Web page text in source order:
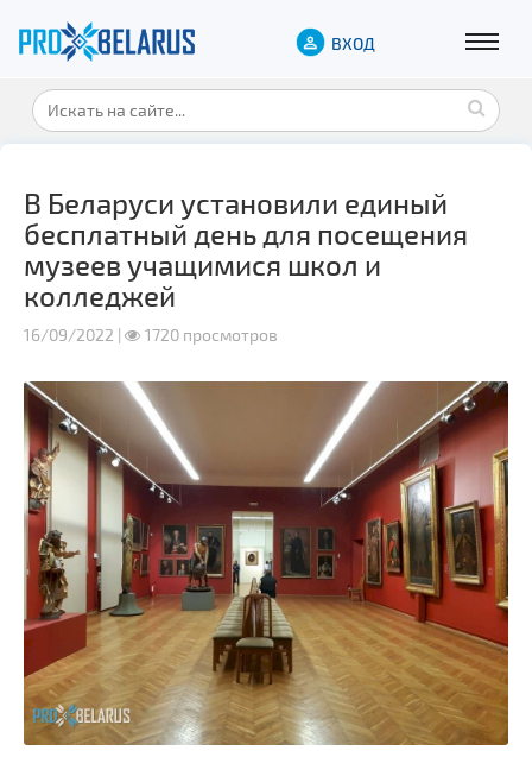
ВХОД
В Беларуси установили единый
бесплатный день для посещения
музеев учащимися школ и
колледжей
16/09/2022 | 1720 просмотров